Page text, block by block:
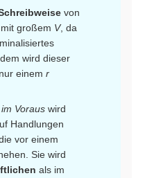
von
großem V, da
wird dieser
einem r
im Voraus wird
Handlungen
vor einem
Sie wird
als im